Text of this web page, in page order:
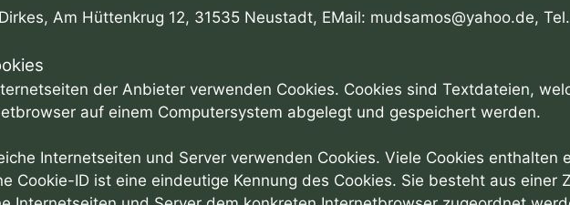
Am Hüttenkrug 12, 31535 Neustadt, EMail: mudsamos@yahoo.de,
der Anbieter verwenden Cookies. Cookies sind Textdateien,
auf einem Computersystem abgelegt und gespeichert werden.
Internetseiten und Server verwenden Cookies. Viele Cookies enthalten
Cookie-ID ist eine eindeutige Kennung des Cookies. Sie besteht aus einer